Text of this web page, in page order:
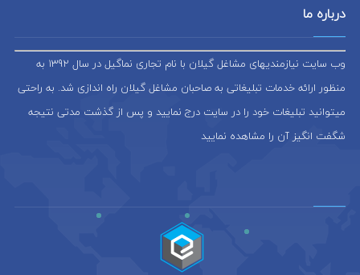
درباره ما
وب سایت نیازمندیهای مشاغل گیلان با نام تجاری نماگیل در سال 1392 به
منظور ارائه خدمات تبلیغاتی به صاحبان مشاغل گیلان راه اندازی شد. به راحتی
میتوانید تبلیغات خود را در سایت درج نمایید و پس از گذشت مدتی نتیجه
شگفت انگیز آن را مشاهده نمایید